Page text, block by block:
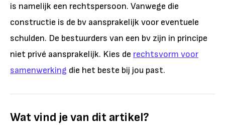
is namelijk een rechtspersoon. Vanwege die
constructie is de bv aansprakelijk voor eventuele
schulden. De bestuurders van een bv zijn in principe
niet privé aansprakelijk. Kies de rechtsvorm voor
samenwerking die het beste bij jou past.
Wat vind je van dit artikel?